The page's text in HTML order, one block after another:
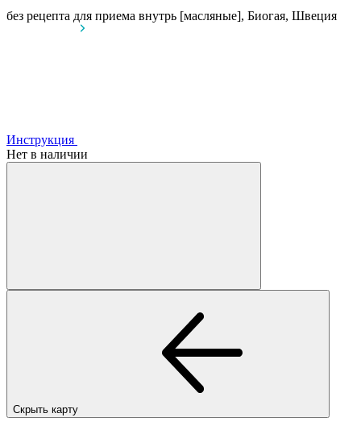
без рецепта для приема внутрь [масляные], Биогая, Швеция
Инструкция
Нет в наличии
Скрыть карту